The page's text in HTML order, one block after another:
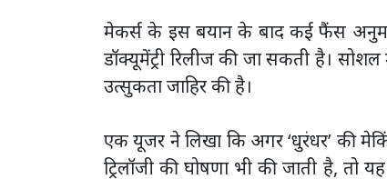
मेकर्स के इस बयान के बाद कई फैंस
डॉक्यूमेंट्री रिलीज की जा सकती है।
उत्सुकता जाहिर की है।
एक यूजर ने लिखा कि अगर ‘धुरंधर’ की
ट्रिलॉजी की घोषणा भी की जाती है,